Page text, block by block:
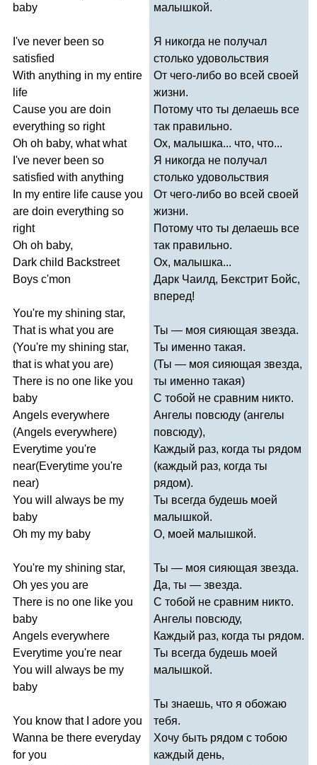
baby
I've never been so
satisfied
With anything in my entire
life
Cause you are doin
everything so right
Oh oh baby, what what
I've never been so
satisfied with anything
In my entire life cause you
are doin everything so
right
Oh oh baby,
Dark child Backstreet
Boys c'mon
You're my shining star,
That is what you are
(You're my shining star,
that is what you are)
There is no one like you
baby
Angels everywhere
(Angels everywhere)
Everytime you're
near(Everytime you're
near)
You will always be my
baby
Oh my my baby
You're my shining star,
Oh yes you are
There is no one like you
baby
Angels everywhere
Everytime you're near
You will always be my
baby
You know that adore you
Wanna be there everyday
for you
малышкой.
Я никогда не получал
столько удовольствия
От чего-либо во всей своей
жизни.
Потому что ты делаешь все
так правильно.
Ох, малышка... что, что...
Я никогда не получал
столько удовольствия
От чего-либо во всей своей
жизни.
Потому что ты делаешь все
так правильно.
Ох, малышка...
Дарк Чаилд, Бекстрит Бойс,
вперед!
Ты — моя сияющая звезда.
Ты именно такая.
(Ты — моя сияющая звезда,
ты именно такая)
С тобой не сравним никто.
Ангелы повсюду (ангелы
повсюду),
Каждый раз, когда ты рядом
(каждый раз, когда ты
рядом).
Ты всегда будешь моей
малышкой.
О, моей малышкой.
Ты — моя сияющая звезда.
Да, ты — звезда.
С тобой не сравним никто.
Ангелы повсюду,
Каждый раз, когда ты рядом.
Ты всегда будешь моей
малышкой.
Ты знаешь, что я обожаю
тебя.
Хочу быть рядом с тобою
каждый день,